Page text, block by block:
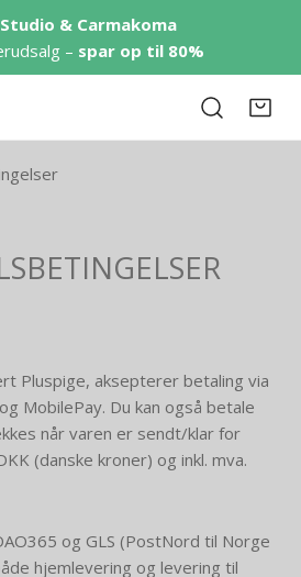
& Carmakoma
– spar op til 80%
Pluspige, aksepterer betaling via
MobilePay. Du kan også betale
når varen er sendt/klar for
(danske kroner) og inkl. mva.
og GLS (PostNord til Norge
hjemlevering og levering til